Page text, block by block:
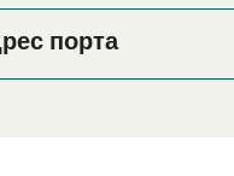
пожалуйста, зайдите
порта